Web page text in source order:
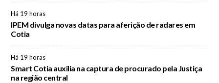
Há 19 horas
IPEM divulga novas datas para aferição de radares em
Cotia
Há 19 horas
Smart Cotia auxilia na captura de procurado pela Justiça
na região central